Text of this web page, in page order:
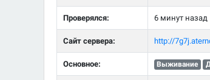
Проверялся: 6 минут назад
Сайт сервера: http://
Основное: Выживание